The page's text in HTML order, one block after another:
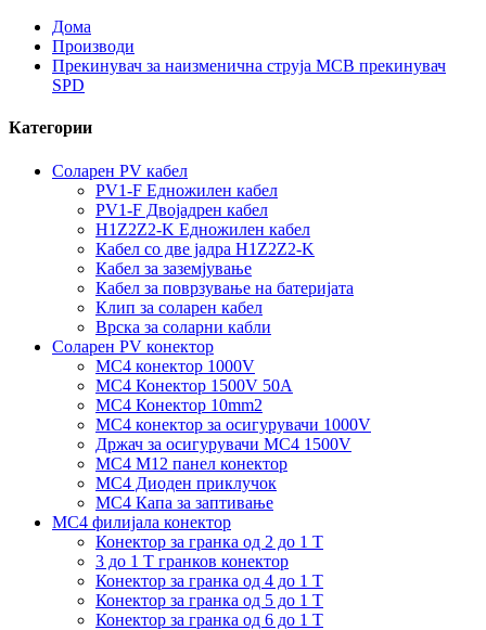
Дома
Производи
Прекинувач за наизменична струја MCB прекинувач
SPD
Категории
Соларен PV кабел
PV1-F Едножилен кабел
PV1-F Двојадрен кабел
H1Z2Z2-K Едножилен кабел
Кабел со две јадра H1Z2Z2-K
Кабел за заземјување
Кабел за поврзување на батеријата
Клип за соларен кабел
Врска за соларни кабли
Соларен PV конектор
MC4 конектор 1000V
MC4 Конектор 1500V 50A
MC4 Конектор 10mm2
MC4 конектор за осигурувачи 1000V
Држач за осигурувачи MC4 1500V
MC4 M12 панел конектор
MC4 Диоден приклучок
MC4 Капа за заптивање
MC4 филијала конектор
Конектор за гранка од 2 до 1 Т
3 до 1 Т гранков конектор
Конектор за гранка од 4 до 1 Т
Конектор за гранка од 5 до 1 Т
Конектор за гранка од 6 до 1 Т